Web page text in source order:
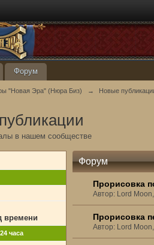
Форум
"Новая Эра" (Нюра Биз) → Новые
в нашем сообществе
времени
часа
Форум
Прорисовка
Автор: Lord
Прорисовка
Автор: Lord